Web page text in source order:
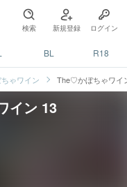
検索 新規登録 ログイン
BL R18
ゃワイン The♡かぼちゃワイ
イン 13